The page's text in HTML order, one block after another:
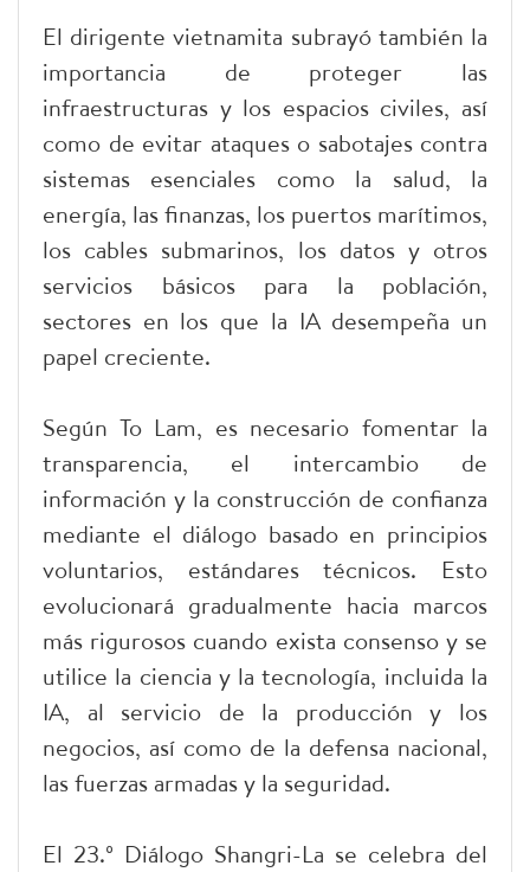
El dirigente vietnamita subrayó también la
importancia de proteger las
infraestructuras y los espacios civiles, así
como de evitar ataques o sabotajes contra
sistemas esenciales como la salud, la
energía, las finanzas, los puertos marítimos,
los cables submarinos, los datos y otros
servicios básicos para la población,
sectores en los que la IA desempeña un
papel creciente.
Según To Lam, es necesario fomentar la
transparencia, el intercambio de
información y la construcción de confianza
mediante el diálogo basado en principios
voluntarios, estándares técnicos. Esto
evolucionará gradualmente hacia marcos
más rigurosos cuando exista consenso y se
utilice la ciencia y la tecnología, incluida la
IA, al servicio de la producción y los
negocios, así como de la defensa nacional,
las fuerzas armadas y la seguridad.
El 23.º Diálogo Shangri-La se celebra del